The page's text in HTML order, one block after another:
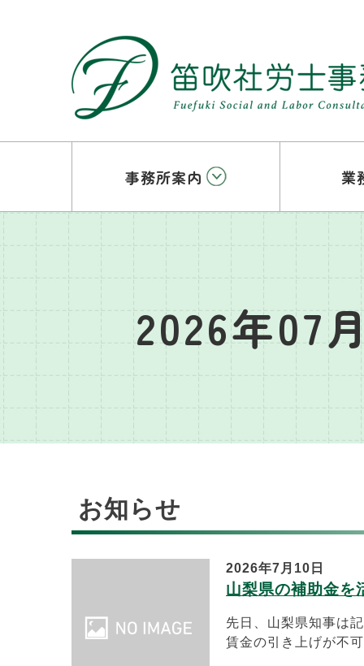
事務所案内 業
2026年07
お知らせ
2026年7月10日
山梨県の補助金を
先日、山梨県知事は
賃金の引き上げが不